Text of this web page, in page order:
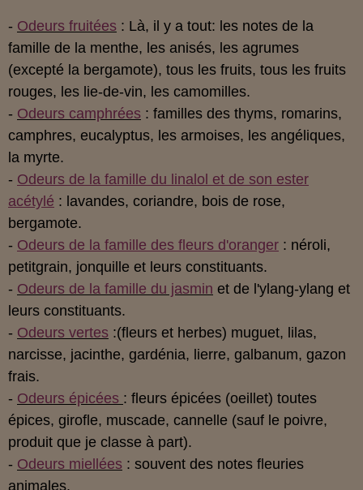
- Odeurs fruitées : Là, il y a tout: les notes de la
famille de la menthe, les anisés, les agrumes
(excepté la bergamote), tous les fruits, tous les fruits
rouges, les lie-de-vin, les camomilles.
- Odeurs camphrées : familles des thyms, romarins,
camphres, eucalyptus, les armoises, les angéliques,
la myrte.
- Odeurs de la famille du linalol et de son ester
acétylé : lavandes, coriandre, bois de rose,
bergamote.
- Odeurs de la famille des fleurs d'oranger : néroli,
petitgrain, jonquille et leurs constituants.
- Odeurs de la famille du jasmin et de l'ylang-ylang et
leurs constituants.
- Odeurs vertes :(fleurs et herbes) muguet, lilas,
narcisse, jacinthe, gardénia, lierre, galbanum, gazon
frais.
- Odeurs épicées : fleurs épicées (oeillet) toutes
épices, girofle, muscade, cannelle (sauf le poivre,
produit que je classe à part).
- Odeurs miellées : souvent des notes fleuries
animales.